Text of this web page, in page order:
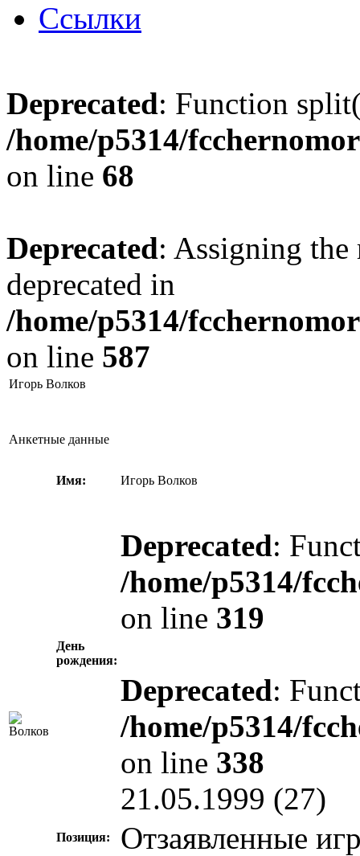
Ссылки
Deprecated: Function
/home/p5314/
on line 68
Deprecated: Assigning the
deprecated in
/home/p5314/
on line 587
Игорь Волков
Анкетные данные
Имя: Игорь Волков
День
рождения:
Deprecated:
/home/p5314/
on line 319
Deprecated:
/home/p5314/
on line 338
21.05.1999 (27)
Позиция: Отзаявленные